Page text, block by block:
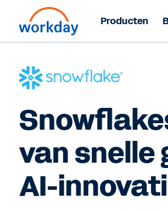
Producten
van snelle
AI-